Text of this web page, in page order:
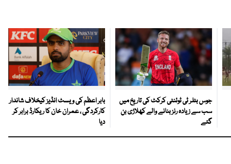
جوس بٹلر ٹی ٹوئنٹی کرکٹ کی تاریخ میں
سب سے زیادہ رنز بنانے والے کھلاڑی بن
گئے
بابر اعظم کی ویسٹ انڈیز کیخلاف شاندار
کارکردگی ، عمران خان کا ریکارڈ برابر کر
دیا